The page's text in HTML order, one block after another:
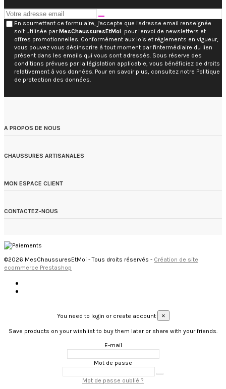
En soumettant ce formulaire, j'accepte que l'adresse email renseignée
soit utilisée parMesChaussuresEtMoi pour l'envoi de newsletters et
offres promotionnelles. Conformément aux lois et règlements en vigueur,
vous pouvez vous désinscrire à tout moment par l'intermédiaire du lien
présent dans les emails qui vous sont adressés. Sous réserve des
conditions prévues par la législation applicable, vous bénéficiez de droits
relativement à vos données. Pour en savoir plus, consultez notre Politique
de protection des données.
A PROPOS DE NOUS
CHAUSSURES ARTISANALES
MON ESPACE CLIENT
CONTACTEZ-NOUS
©2026 MesChaussuresEtMoi - Tous droits réservés - Création de site
ecommerce Prestashop
You need to login or create account ×
Save products on your wishlist to buy them later or share with your friends.
E-mail
Mot de passe
Mot de passe oublié ?